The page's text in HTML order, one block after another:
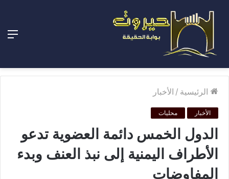
الرئيسية / الأخبار
الأخبار محليات
الدول الخمس دائمة العضوية تدعو
الأطراف اليمنية إلى نبذ العنف وبدء
المفاوضات